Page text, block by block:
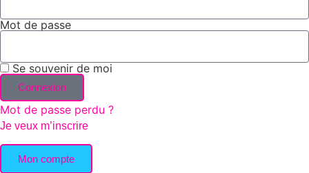
Mot de passe
Se souvenir de moi
Connexion
Mot de passe perdu ?
Je veux m’inscrire
Mon compte